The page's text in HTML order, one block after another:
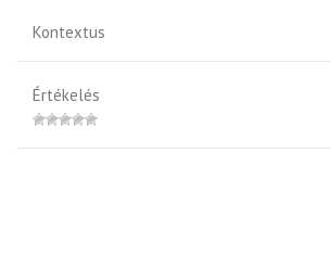
Kontextus
Értékelés